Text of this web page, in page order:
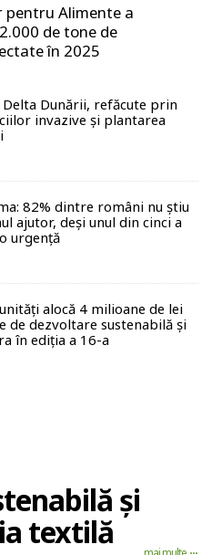
pentru Alimente a
de tone de
în 2025
Delta Dunării, refăcute prin
invazive și plantarea
82% dintre români nu știu
ajutor, deși unul din cinci a
urgență
alocă 4 milioane de lei
de dezvoltare sustenabilă și
în ediția a 16-a
și
textilă